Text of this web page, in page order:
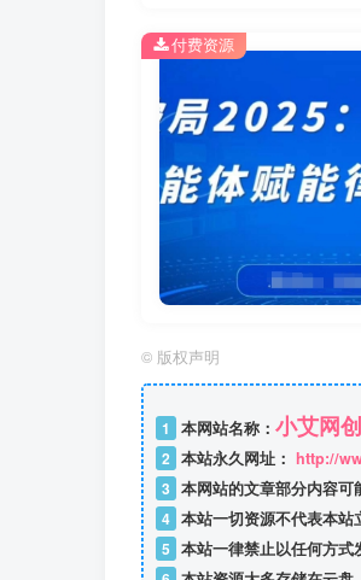
付费资源
© 版权声明
1 本网站名称： 小艾网
2 本站永久网址： http://
3 本网站的文章部分内容可
4 本站一切资源不代表本站
5 本站一律禁止以任何方